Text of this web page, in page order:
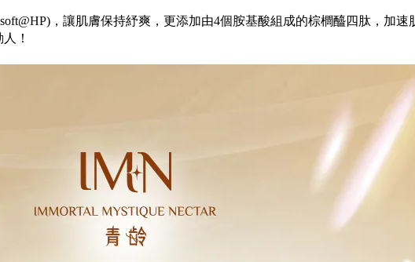
，讓肌膚保持紓爽，更添加由4個胺基酸組成的棕櫚醯四肽，加
！